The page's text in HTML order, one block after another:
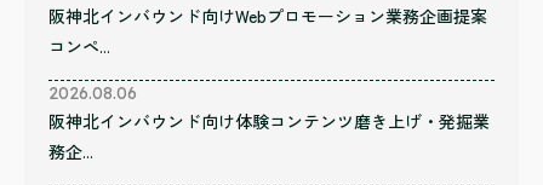
阪神北インバウンド向けWebプロモーション業務企画提案
コンペ...
2026.08.06
阪神北インバウンド向け体験コンテンツ磨き上げ・発掘業
務企...